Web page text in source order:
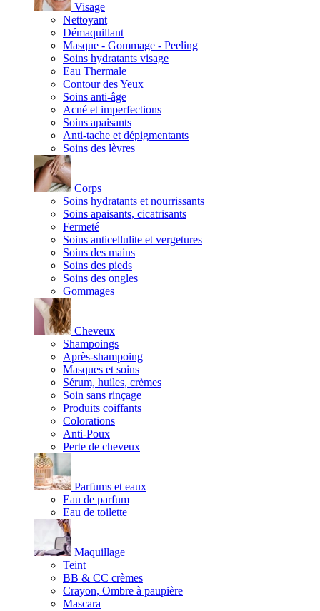
Visage
Nettoyant
Démaquillant
Masque - Gommage - Peeling
Soins hydratants visage
Eau Thermale
Contour des Yeux
Soins anti-âge
Acné et imperfections
Soins apaisants
Anti-tache et dépigmentants
Soins des lèvres
Corps
Soins hydratants et nourrissants
Soins apaisants, cicatrisants
Fermeté
Soins anticellulite et vergetures
Soins des mains
Soins des pieds
Soins des ongles
Gommages
Cheveux
Shampoings
Après-shampoing
Masques et soins
Sérum, huiles, crèmes
Soin sans rinçage
Produits coiffants
Colorations
Anti-Poux
Perte de cheveux
Parfums et eaux
Eau de parfum
Eau de toilette
Maquillage
Teint
BB & CC crèmes
Crayon, Ombre à paupière
Mascara